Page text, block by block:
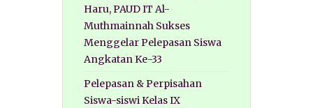
Haru, PAUD IT Al-
Muthmainnah Sukses
Menggelar Pelepasan Siswa
Angkatan Ke-33
Pelepasan & Perpisahan
Siswa-siswi Kelas IX